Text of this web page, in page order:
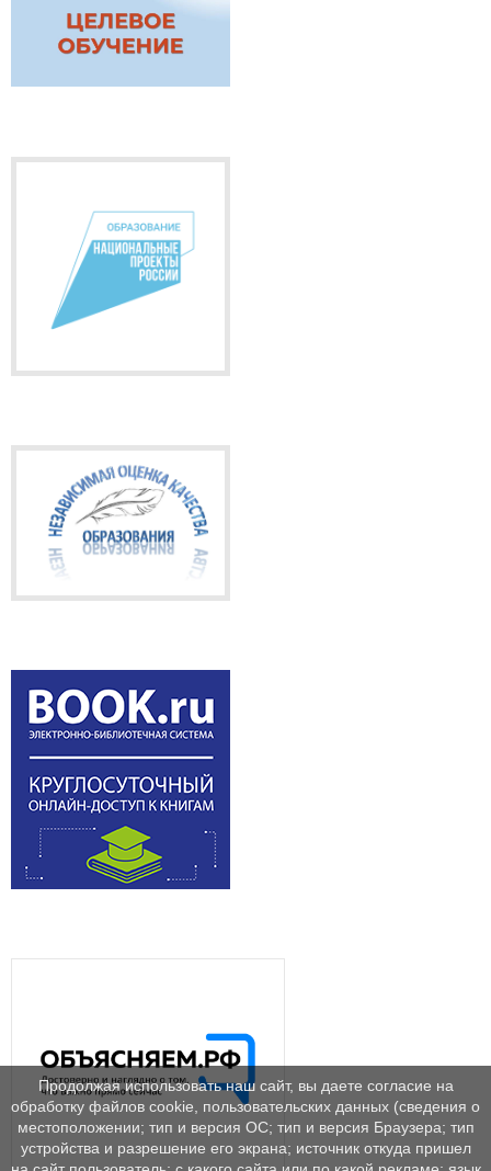
Продолжая использовать наш сайт, вы даете согласие на
обработку файлов cookie, пользовательских данных (сведения о
местоположении; тип и версия ОС; тип и версия Браузера; тип
устройства и разрешение его экрана; источник откуда пришел